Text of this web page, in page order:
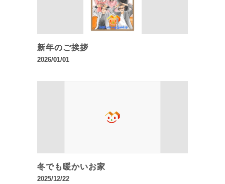
新年のご挨拶
2026/01/01
冬でも暖かいお家
2025/12/22